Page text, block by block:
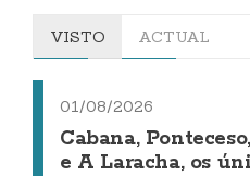
VISTO ACTUAL
01/08/2026
Cabana,
e A Laracha, os